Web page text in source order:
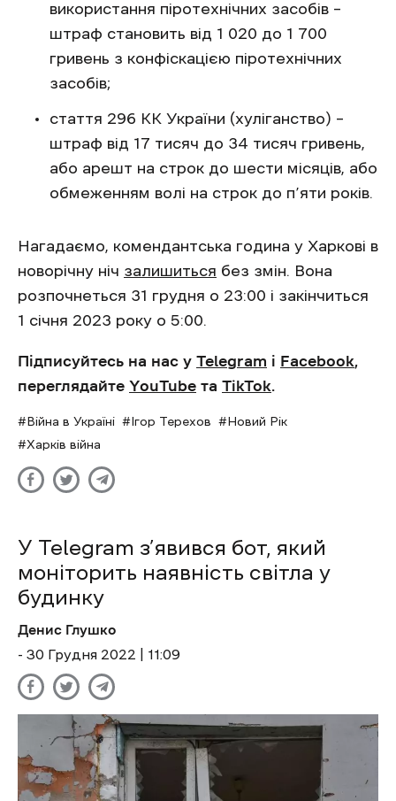
використання піротехнічних засобів –
штраф становить від 1 020 до 1 700
гривень з конфіскацією піротехнічних
засобів;
стаття 296 КК України (хуліганство) –
штраф від 17 тисяч до 34 тисяч гривень,
або арешт на строк до шести місяців, або
обмеженням волі на строк до п’яти років.
Нагадаємо, комендантська година у Харкові в
новорічну ніч залишиться без змін. Вона
розпочнеться 31 грудня о 23:00 і закінчиться
1 січня 2023 року о 5:00.
Підписуйтесь на нас у Telegram і Facebook,
переглядайте YouTube та TikTok.
Війна в Україні Ігор Терехов
Новий Рік
Харків війна
У Telegram з’явився бот, який
моніторить наявність світла у
будинку
Денис Глушко
- 30 Грудня 2022 | 11:09